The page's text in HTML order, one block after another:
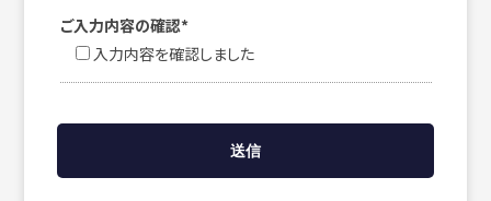
ご入力内容の確認*
入力内容を確認しました